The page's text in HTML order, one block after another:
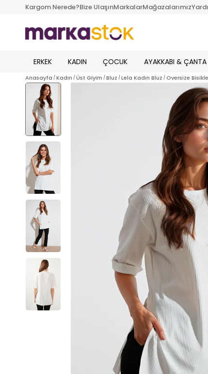
Kargom Nerede?Bize UlaşınMarkalarMağazalarımız
ERKEK KADIN ÇOCUK AYAKKABI & ÇANTA
Anasayfa Kadın Üst Giyim Bluz Lela Kadın Bluz Oversize